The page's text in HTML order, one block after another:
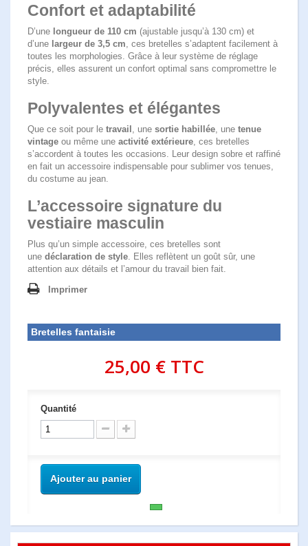
Confort et adaptabilité
D’une longueur de 110 cm (ajustable jusqu’à 130 cm) et
d’une largeur de 3,5 cm, ces bretelles s’adaptent facilement à
toutes les morphologies. Grâce à leur système de réglage
précis, elles assurent un confort optimal sans compromettre le
style.
Polyvalentes et élégantes
Que ce soit pour le travail , une sortie habillée, une tenue
vintage ou même une activité extérieure, ces bretelles
s’accordent à toutes les occasions. Leur design sobre et raffiné
en fait un accessoire indispensable pour sublimer vos tenues,
du costume au jean.
L’accessoire signature du
vestiaire masculin
Plus qu’un simple accessoire, ces bretelles sont
une déclaration de style. Elles reflètent un goût sûr, une
attention aux détails et l’amour du travail bien fait.
Imprimer
Bretelles fantaisie
25,00 €TTC
Quantité
Ajouter au panier